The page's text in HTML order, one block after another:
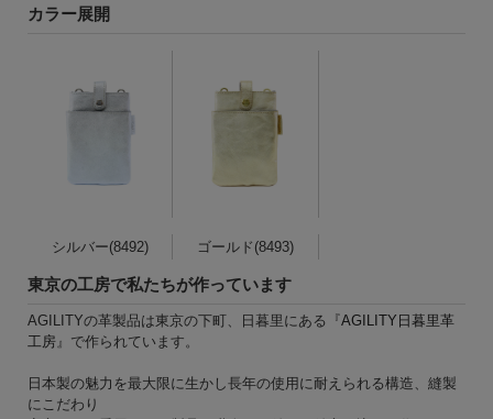
カラー展開
シルバー(8492) ゴールド(8493)
東京の工房で私たちが作っています
AGILITYの革製品は東京の下町、日暮里にある『AGILITY日暮里革
工房』で作られています。
日本製の魅力を最大限に生かし長年の使用に耐えられる構造、縫製
にこだわり